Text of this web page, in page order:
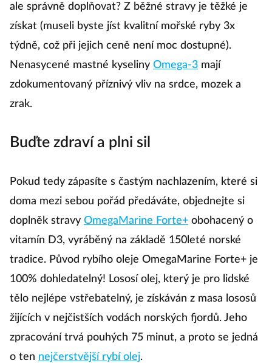
ale správně doplňovat? Z běžné stravy je těžké je
získat (museli byste jíst kvalitní mořské ryby 3x
týdně, což při jejich ceně není moc dostupné).
Nenasycené mastné kyseliny Omega-3 mají
zdokumentovaný příznivý vliv na srdce, mozek a
zrak.
Buďte zdraví a plni sil
Pokud tedy zápasíte s častým nachlazením, které si
doma mezi sebou pořád předáváte, objednejte si
doplněk stravy OmegaMarine Forte+ obohacený o
vitamín D3, vyráběný na základě 150leté norské
tradice. Původ rybího oleje OmegaMarine Forte+ je
100% dohledatelný! Lososí olej, který je pro lidské
tělo nejlépe vstřebatelný, je získáván z masa lososů
žijících v nejčistších vodách norských fjordů. Jeho
zpracování trvá pouhých 75 minut, a proto se jedná
o ten nejčerstvější rybí olej.